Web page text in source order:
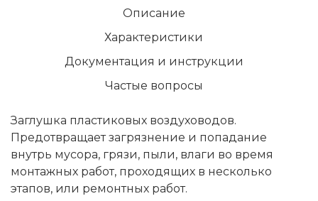
Описание
Характеристики
Документация и инструкции
Частые вопросы
Заглушка пластиковых воздуховодов.
Предотвращает загрязнение и попадание
внутрь мусора, грязи, пыли, влаги во время
монтажных работ, проходящих в несколько
этапов, или ремонтных работ.